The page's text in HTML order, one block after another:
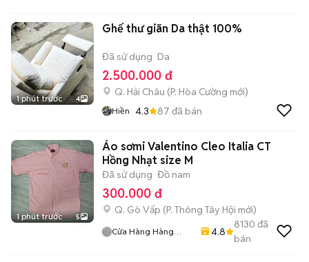
1 phút trước 4
Ghế thư giãn Da thật 100%
Đã sử dụng Da
2.500.000 đ
Q. Hải Châu (P. Hòa Cường mới)
Hiền 4.3 87 đã bán
1 phút trước 5
Áo sơmi Valentino Cleo Italia CT
Hồng Nhạt size M
Đã sử dụng Đồ nam
300.000 đ
Q. Gò Vấp (P. Thông Tây Hội mới)
Cửa Hàng Hàng
4.8
8130 đã
bán